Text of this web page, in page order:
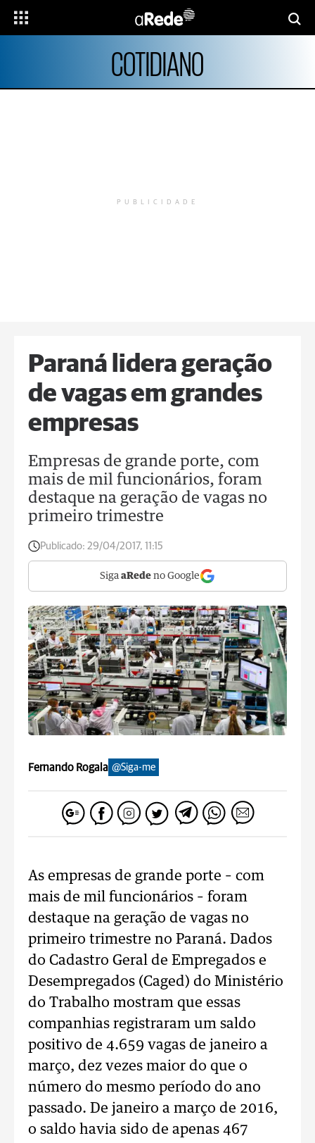
COTIDIANO
PUBLICIDADE
Paraná lidera geração
de vagas em grandes
empresas
Empresas de grande porte, com
mais de mil funcionários, foram
destaque na geração de vagas no
primeiro trimestre
Publicado: 29/04/2017, 11:15
Siga aRede no Google
Fernando Rogala @Siga-me
As empresas de grande porte – com
mais de mil funcionários – foram
destaque na geração de vagas no
primeiro trimestre no Paraná. Dados
do Cadastro Geral de Empregados e
Desempregados (Caged) do Ministério
do Trabalho mostram que essas
companhias registraram um saldo
positivo de 4.659 vagas de janeiro a
março, dez vezes maior do que o
número do mesmo período do ano
passado. De janeiro a março de 2016,
o saldo havia sido de apenas 467